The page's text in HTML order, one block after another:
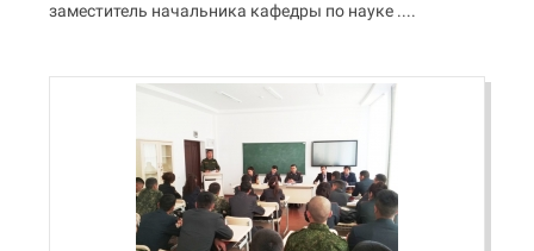
заместитель начальника кафедры по науке ....